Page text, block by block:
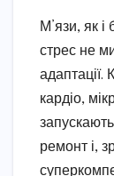
М’язи, як
стрес не
адаптації.
кардіо,
ремонт і,